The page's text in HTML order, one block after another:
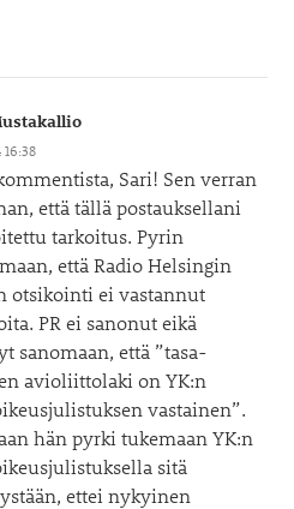
16:38
Sari! Sen verran
että tällä postauksellani
tarkoitus. Pyrin
että Radio Helsingin
otsikointi ei vastannut
PR ei sanonut eikä
sanomaan, että ”tasa-
avioliittolaki on YK:n
vastainen”.
hän pyrki tukemaan YK:n
sitä
ettei nykyinen